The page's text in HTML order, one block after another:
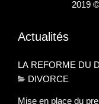
2019
Actualités
LA REFORME DU
DIVORCE
Mise en place du